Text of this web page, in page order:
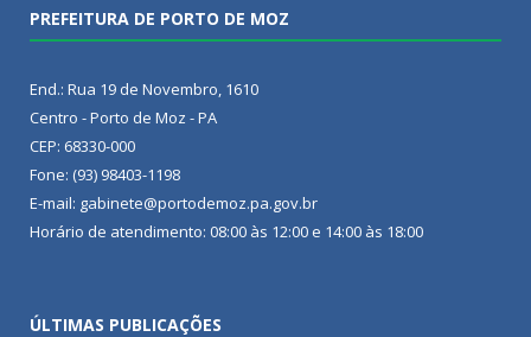
PREFEITURA DE PORTO DE MOZ
End.: Rua 19 de Novembro, 1610
Centro - Porto de Moz - PA
CEP: 68330-000
Fone: (93) 98403-1198
E-mail: gabinete@portodemoz.pa.gov.br
Horário de atendimento: 08:00 às 12:00 e 14:00 às 18:00
ÚLTIMAS PUBLICAÇÕES